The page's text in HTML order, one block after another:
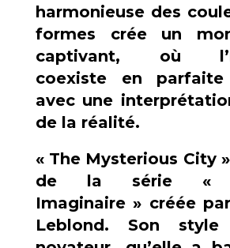
harmonieuse des
formes crée un
captivant, où
coexiste en parfaite
avec une
de la réalité.
« The Mysterious City
de la série «
Imaginaire » créée
Leblond. Son style